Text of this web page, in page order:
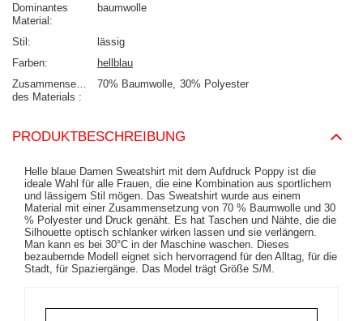
Dominantes
Material
baumwolle
Stil
lässig
Farben
hellblau
Zusammensetzung
des Materials
70% Baumwolle 30% Polyester
PRODUKTBESCHREIBUNG
Helle blaue Damen Sweatshirt mit dem Aufdruck Poppy ist die
ideale Wahl für alle Frauen, die eine Kombination aus sportlichem
und lässigem Stil mögen. Das Sweatshirt wurde aus einem
Material mit einer Zusammensetzung von 70 % Baumwolle und 30
% Polyester und Druck genäht. Es hat Taschen und Nähte, die die
Silhouette optisch schlanker wirken lassen und sie verlängern.
Man kann es bei 30°C in der Maschine waschen. Dieses
bezaubernde Modell eignet sich hervorragend für den Alltag, für die
Stadt, für Spaziergänge. Das Model trägt Größe S/M.